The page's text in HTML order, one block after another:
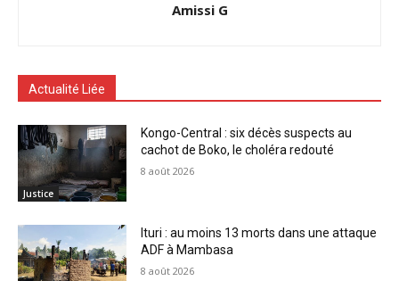
Amissi G
Actualité Liée
Justice
Kongo-Central : six décès suspects au
cachot de Boko, le choléra redouté
8 août 2026
Ituri : au moins 13 morts dans une attaque
ADF à Mambasa
8 août 2026